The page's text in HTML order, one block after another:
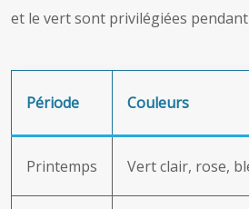
et le vert sont privilégiées pendant
Période Couleurs
Printemps Vert clair, rose,